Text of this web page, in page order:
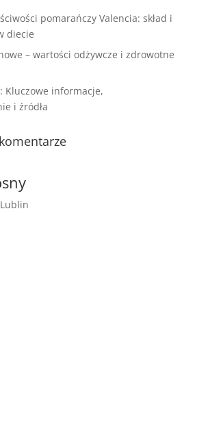
pomarańczy Valencia: skład i
diecie
– wartości odżywcze i zdrowotne
Kluczowe informacje,
i źródła